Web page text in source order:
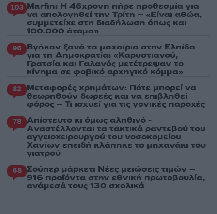
103 Marfin: Η 46χρονη πήρε προθεσμία για
να απολογηθεί την Τρίτη – «Είναι αθώα,
συμμετείχε στη διαδήλωση όπως και
100.000 άτομα»
96 Βγήκαν ξανά τα μαχαίρια στην Ελπίδα
για τη Δημοκρατία: «Καρυστιανού,
Γρατσία και Γαλανός μετέτρεψαν το
κίνημα σε φοβικό αρχηγικό κόμμα»
82 Μεταφορές χρημάτων: Πότε μπορεί να
θεωρηθούν δωρεές και να επιβληθεί
φόρος – Τι ισχυεί για τις γονικές παροχές
78 Απίστευτο κι όμως αληθινό -
Aναστέλλονται τα τακτικά ραντεβού του
αγγειοχειρουργού του νοσοκομείου
Χανίων επειδή κλάπηκε το μηχανάκι του
γιατρού
68 Σούπερ μάρκετ: Νέες μειώσεις τιμών –
916 προϊόντα στην εθνική πρωτοβουλία,
ανάμεσά τους 130 σχολικά